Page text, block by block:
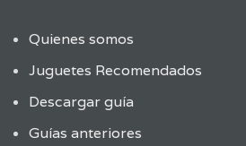
Quienes somos
Juguetes Recomendados
Descargar guía
Guías anteriores